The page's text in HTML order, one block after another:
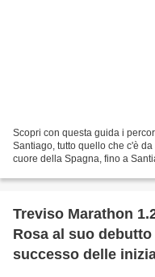
Scopri con questa guida i
Santiago, tutto quello che c'è
cuore della Spagna, fino a
Treviso Marathon
Rosa al suo
successo delle